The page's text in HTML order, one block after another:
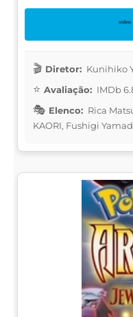
Diretor: Kunihiko
Avaliação: IMDb
Elenco: Rica
KAORI, Fushigi